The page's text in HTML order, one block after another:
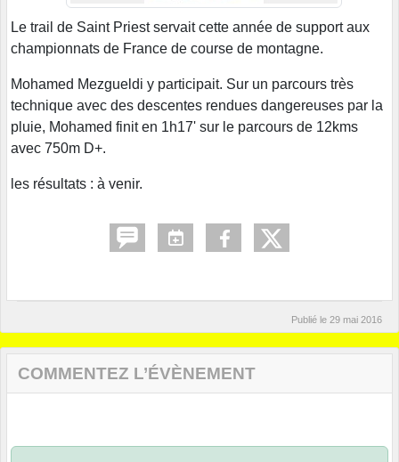
Le trail de Saint Priest servait cette année de support aux
championnats de France de course de montagne.
Mohamed Mezgueldi y participait. Sur un parcours très
technique avec des descentes rendues dangereuses par la
pluie, Mohamed finit en 1h17' sur le parcours de 12kms
avec 750m D+.
les résultats : à venir.
Publié le 29 mai 2016
COMMENTEZ L’ÉVÈNEMENT